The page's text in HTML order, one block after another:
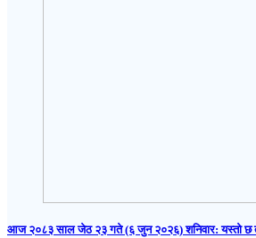
आज २०८३ साल जेठ २३ गते (६ जुन २०२६) शनिवार: यस्तो छ